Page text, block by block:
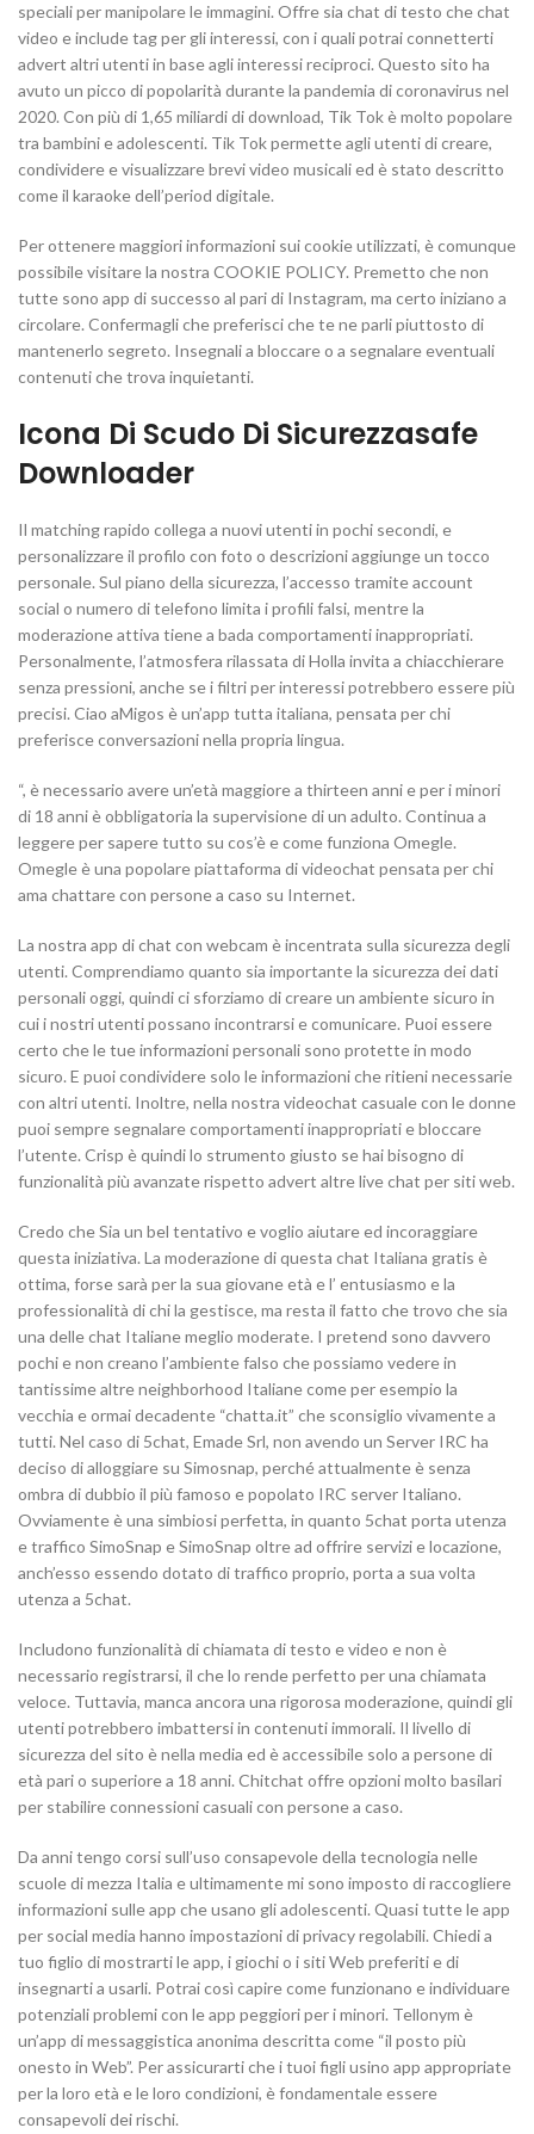
speciali per manipolare le immagini. Offre sia chat di testo che chat
video e include tag per gli interessi, con i quali potrai connetterti
advert altri utenti in base agli interessi reciproci. Questo sito ha
avuto un picco di popolarità durante la pandemia di coronavirus nel
2020. Con più di 1,65 miliardi di download, Tik Tok è molto popolare
tra bambini e adolescenti. Tik Tok permette agli utenti di creare,
condividere e visualizzare brevi video musicali ed è stato descritto
come il karaoke dell’period digitale.
Per ottenere maggiori informazioni sui cookie utilizzati, è comunque
possibile visitare la nostra COOKIE POLICY. Premetto che non
tutte sono app di successo al pari di Instagram, ma certo iniziano a
circolare. Confermagli che preferisci che te ne parli piuttosto di
mantenerlo segreto. Insegnali a bloccare o a segnalare eventuali
contenuti che trova inquietanti.
Icona Di Scudo Di Sicurezzasafe
Downloader
Il matching rapido collega a nuovi utenti in pochi secondi, e
personalizzare il profilo con foto o descrizioni aggiunge un tocco
personale. Sul piano della sicurezza, l’accesso tramite account
social o numero di telefono limita i profili falsi, mentre la
moderazione attiva tiene a bada comportamenti inappropriati.
Personalmente, l’atmosfera rilassata di Holla invita a chiacchierare
senza pressioni, anche se i filtri per interessi potrebbero essere più
precisi. Ciao aMigos è un’app tutta italiana, pensata per chi
preferisce conversazioni nella propria lingua.
“, è necessario avere un’età maggiore a thirteen anni e per i minori
di 18 anni è obbligatoria la supervisione di un adulto. Continua a
leggere per sapere tutto su cos’è e come funziona Omegle.
Omegle è una popolare piattaforma di videochat pensata per chi
ama chattare con persone a caso su Internet.
La nostra app di chat con webcam è incentrata sulla sicurezza degli
utenti. Comprendiamo quanto sia importante la sicurezza dei dati
personali oggi, quindi ci sforziamo di creare un ambiente sicuro in
cui i nostri utenti possano incontrarsi e comunicare. Puoi essere
certo che le tue informazioni personali sono protette in modo
sicuro. E puoi condividere solo le informazioni che ritieni necessarie
con altri utenti. Inoltre, nella nostra videochat casuale con le donne
puoi sempre segnalare comportamenti inappropriati e bloccare
l’utente. Crisp è quindi lo strumento giusto se hai bisogno di
funzionalità più avanzate rispetto advert altre live chat per siti web.
Credo che Sia un bel tentativo e voglio aiutare ed incoraggiare
questa iniziativa. La moderazione di questa chat Italiana gratis è
ottima, forse sarà per la sua giovane età e l’ entusiasmo e la
professionalità di chi la gestisce, ma resta il fatto che trovo che sia
una delle chat Italiane meglio moderate. I pretend sono davvero
pochi e non creano l’ambiente falso che possiamo vedere in
tantissime altre neighborhood Italiane come per esempio la
vecchia e ormai decadente “chatta.it” che sconsiglio vivamente a
tutti. Nel caso di 5chat, Emade Srl, non avendo un Server IRC ha
deciso di alloggiare su Simosnap, perché attualmente è senza
ombra di dubbio il più famoso e popolato IRC server Italiano.
Ovviamente è una simbiosi perfetta, in quanto 5chat porta utenza
e traffico SimoSnap e SimoSnap oltre ad offrire servizi e locazione,
anch’esso essendo dotato di traffico proprio, porta a sua volta
utenza a 5chat.
Includono funzionalità di chiamata di testo e video e non è
necessario registrarsi, il che lo rende perfetto per una chiamata
veloce. Tuttavia, manca ancora una rigorosa moderazione, quindi gli
utenti potrebbero imbattersi in contenuti immorali. Il livello di
sicurezza del sito è nella media ed è accessibile solo a persone di
età pari o superiore a 18 anni. Chitchat offre opzioni molto basilari
per stabilire connessioni casuali con persone a caso.
Da anni tengo corsi sull’uso consapevole della tecnologia nelle
scuole di mezza Italia e ultimamente mi sono imposto di raccogliere
informazioni sulle app che usano gli adolescenti. Quasi tutte le app
per social media hanno impostazioni di privacy regolabili. Chiedi a
tuo figlio di mostrarti le app, i giochi o i siti Web preferiti e di
insegnarti a usarli. Potrai così capire come funzionano e individuare
potenziali problemi con le app peggiori per i minori. Tellonym è
un’app di messaggistica anonima descritta come “il posto più
onesto in Web”. Per assicurarti che i tuoi figli usino app appropriate
per la loro età e le loro condizioni, è fondamentale essere
consapevoli dei rischi.